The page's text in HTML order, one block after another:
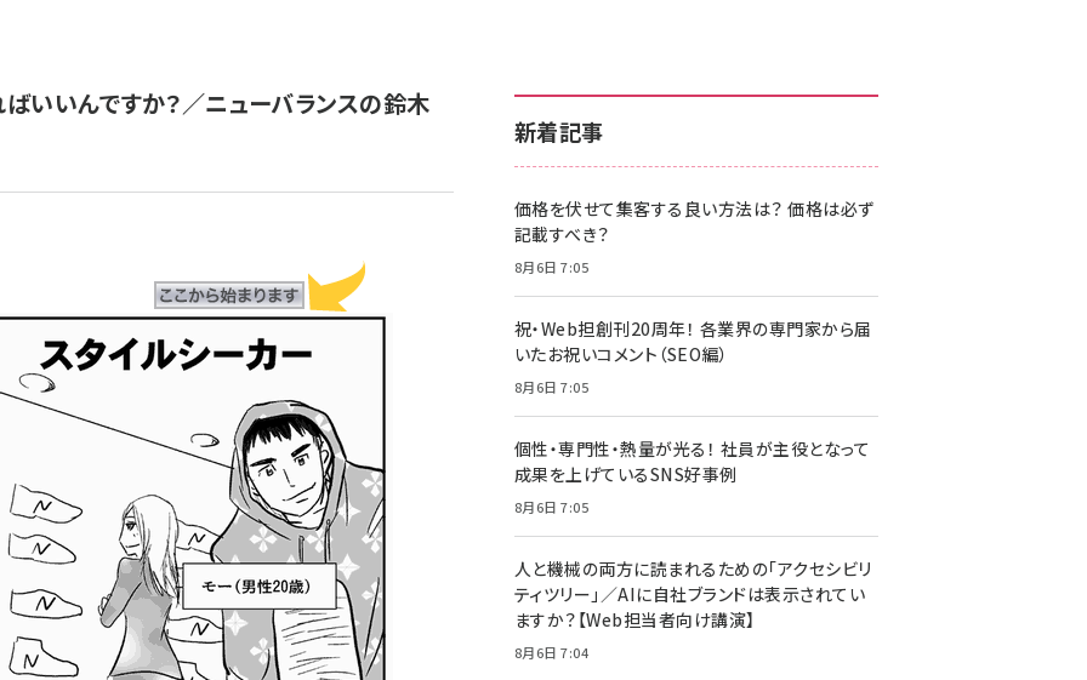
z世代 (1622)
meo (1275)
ばいいんですか？／ニューバランスの鈴木
新着記事
価格を伏せて集客する良い方法は？ 価格は必ず
記載すべき？
8月6日 7:05
祝・Web担創刊20周年！ 各業界の専門家から届
いたお祝いコメント（SEO編）
8月6日 7:05
個性・専門性・熱量が光る！ 社員が主役となって
成果を上げているSNS好事例
8月6日 7:05
人と機械の両方に読まれるための「アクセシビリ
ティツリー」／AIに自社ブランドは表示されてい
ますか？【Web担当者向け講演】
8月6日 7:04